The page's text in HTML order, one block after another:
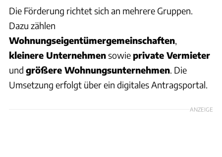
Die Förderung richtet sich an mehrere Gruppen.
Dazu zählen
Wohnungseigentümergemeinschaften,
kleinere Unternehmensowie private Vermieter
und größere Wohnungsunternehmen. Die
Umsetzung erfolgt über ein digitales Antragsportal.
ANZEIGE